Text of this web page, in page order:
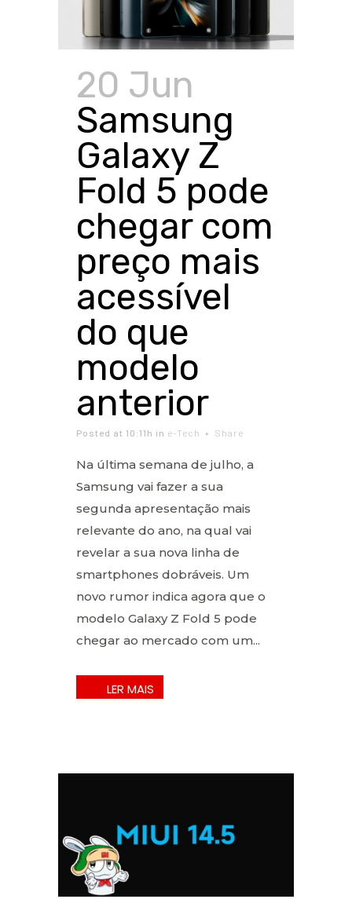
20 Jun
Samsung
Galaxy Z
Fold 5 pode
chegar com
preço mais
acessível
do que
modelo
anterior
Posted at 10:11h in e-Tech Share
Na última semana de julho, a
Samsung vai fazer a sua
segunda apresentação mais
relevante do ano, na qual vai
revelar a sua nova linha de
smartphones dobráveis. Um
novo rumor indica agora que o
modelo Galaxy Z Fold 5 pode
chegar ao mercado com um...